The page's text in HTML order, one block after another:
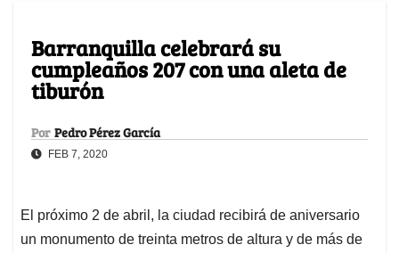
Barranquilla celebrará su
cumpleaños 207 con una aleta de
tiburón
Por Pedro Pérez García
FEB 7, 2020
El próximo 2 de abril, la ciudad recibirá de aniversario
un monumento de treinta metros de altura y de más de